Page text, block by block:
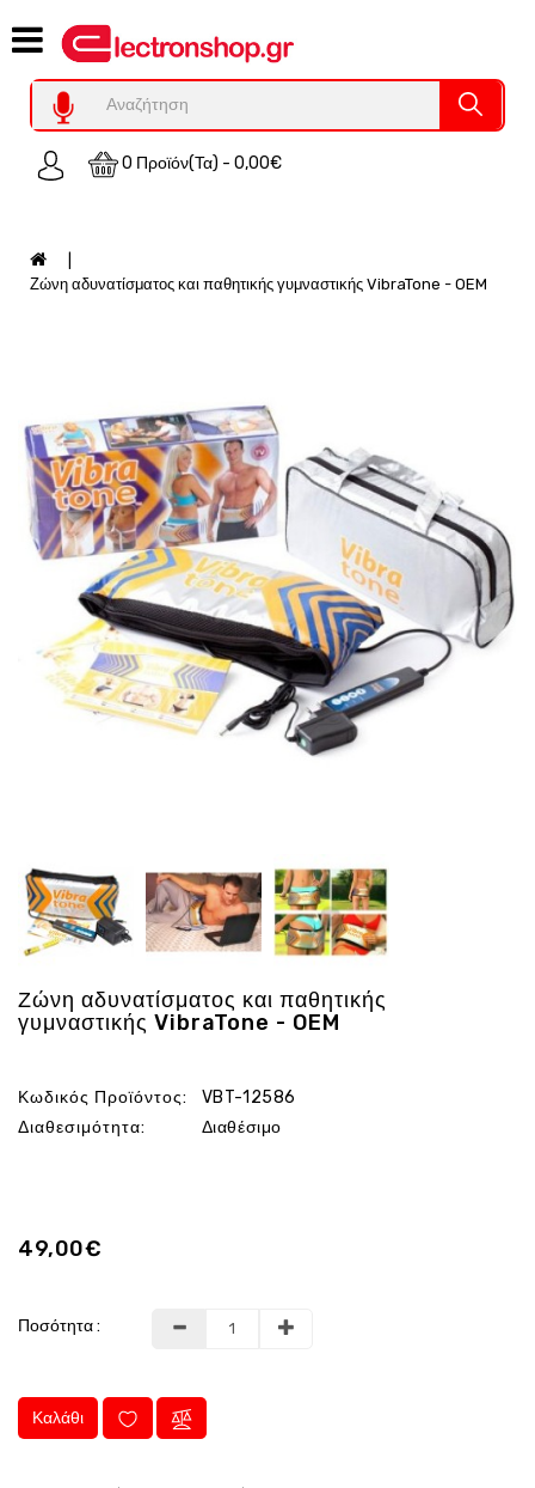
0 Προϊόν(τα) - 0,00€
Category
Υπολογιστες
REFURBISHED
Χειριστήρια
Auto
Εξοπλισμός
Τεχνολογία
Φωτοβολταικά-
Ενέργεια
Gadgets
Ομορφιά
Εικόνα
Επιγραφες
LED
Προσφορες
Ζώνη αδυνατίσματος και παθητικής γυμναστικής VibraTone - OEM
Ζώνη αδυνατίσματος και παθητικής
γυμναστικής VibraTone - OEM
Κωδικός Προϊόντος:
VBT-12586
Διαθεσιμότητα:
Διαθέσιμο
49,00€
Ποσότητα :
Καλάθι